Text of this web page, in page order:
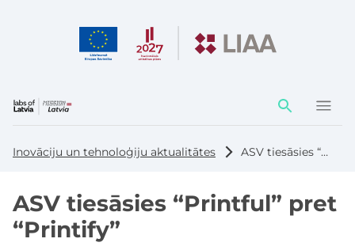
Darbības
elementi
Inovāciju un tehnoloģiju aktualitātes ASV tiesāsies “Printful” pret “Printify”
ASV tiesāsies “Printful” pret
“Printify”